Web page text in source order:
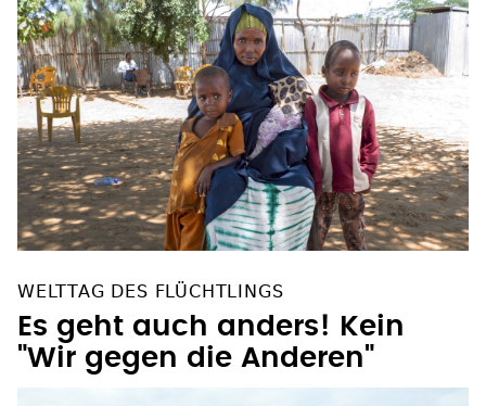
WELTTAG DES FLÜCHTLINGS
Es geht auch anders! Kein
"Wir gegen die Anderen"